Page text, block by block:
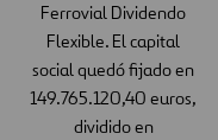
Ferrovial Dividendo
Flexible. El capital
social quedó fijado en
149.765.120,40 euros,
dividido en